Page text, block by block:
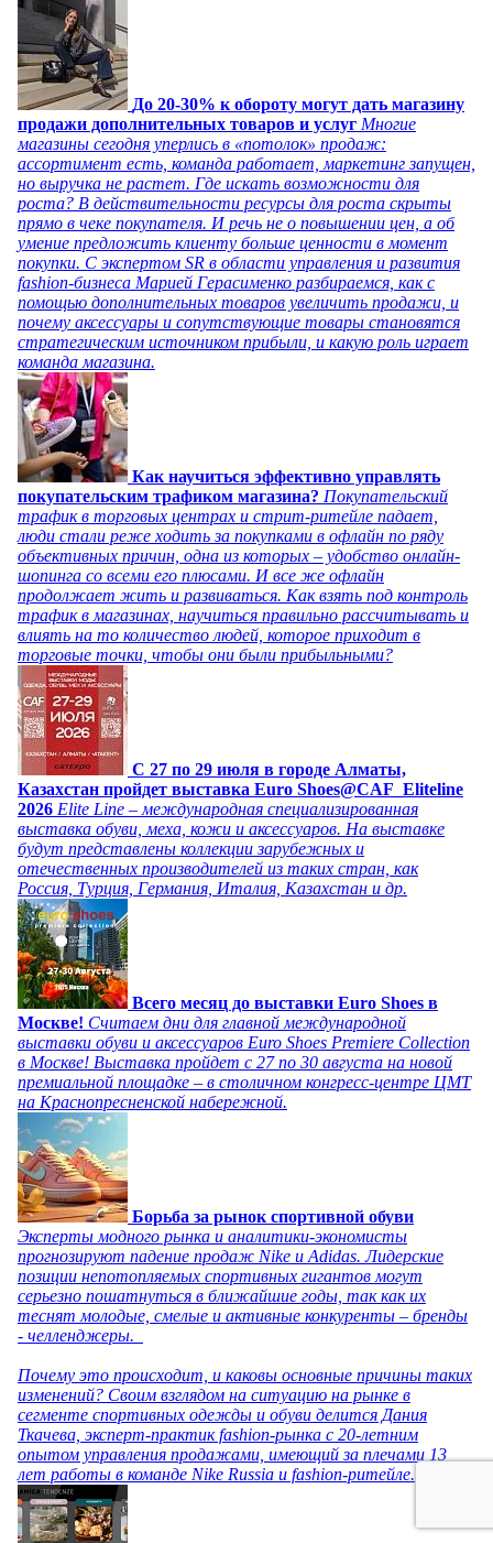
До 20-30% к обороту могут дать магазину
продажи дополнительных товаров и услуг Многие
магазины сегодня уперлись в «потолок» продаж:
ассортимент есть, команда работает, маркетинг запущен,
но выручка не растет. Где искать возможности для
роста? В действительности ресурсы для роста скрыты
прямо в чеке покупателя. И речь не о повышении цен, а об
умение предложить клиенту больше ценности в момент
покупки. С экспертом SR в области управления и развития
fashion-бизнеса Марией Герасименко разбираемся, как с
помощью дополнительных товаров увеличить продажи, и
почему аксессуары и сопутствующие товары становятся
стратегическим источником прибыли, и какую роль играет
команда магазина.
Как научиться эффективно управлять
покупательским трафиком магазина? Покупательский
трафик в торговых центрах и стрит-ритейле падает,
люди стали реже ходить за покупками в офлайн по ряду
объективных причин, одна из которых – удобство онлайн-
шопинга со всеми его плюсами. И все же офлайн
продолжает жить и развиваться. Как взять под контроль
трафик в магазинах, научиться правильно рассчитывать и
влиять на то количество людей, которое приходит в
торговые точки, чтобы они были прибыльными?
C 27 по 29 июля в городе Алматы,
Казахстан пройдет выставка Euro Shoes@CAF_Eliteline
2026 Elite Line – международная специализированная
выставка обуви, меха, кожи и аксессуаров. На выставке
будут представлены коллекции зарубежных и
отечественных производителей из таких стран, как
Россия, Турция, Германия, Италия, Казахстан и др.
Всего месяц до выставки Euro Shoes в
Москве! Считаем дни для главной международной
выставки обуви и аксессуаров Euro Shoes Premiere Collection
в Москве! Выставка пройдет с 27 по 30 августа на новой
премиальной площадке – в столичном конгресс-центре ЦМТ
на Краснопресненской набережной.
Борьба за рынок спортивной обуви
Эксперты модного рынка и аналитики-экономисты
прогнозируют падение продаж Nike и Adidas. Лидерские
позиции непотопляемых спортивных гигантов могут
серьезно пошатнуться в ближайшие годы, так как их
теснят молодые, смелые и активные конкуренты – бренды
- челленджеры.
Почему это происходит, и каковы основные причины таких
изменений? Своим взглядом на ситуацию на рынке в
сегменте спортивных одежды и обуви делится Дания
Ткачева, эксперт-практик fashion-рынка с 20-летним
опытом управления продажами, имеющий за плечами 13
лет работы в команде Nike Russia и fashion-ритейле.